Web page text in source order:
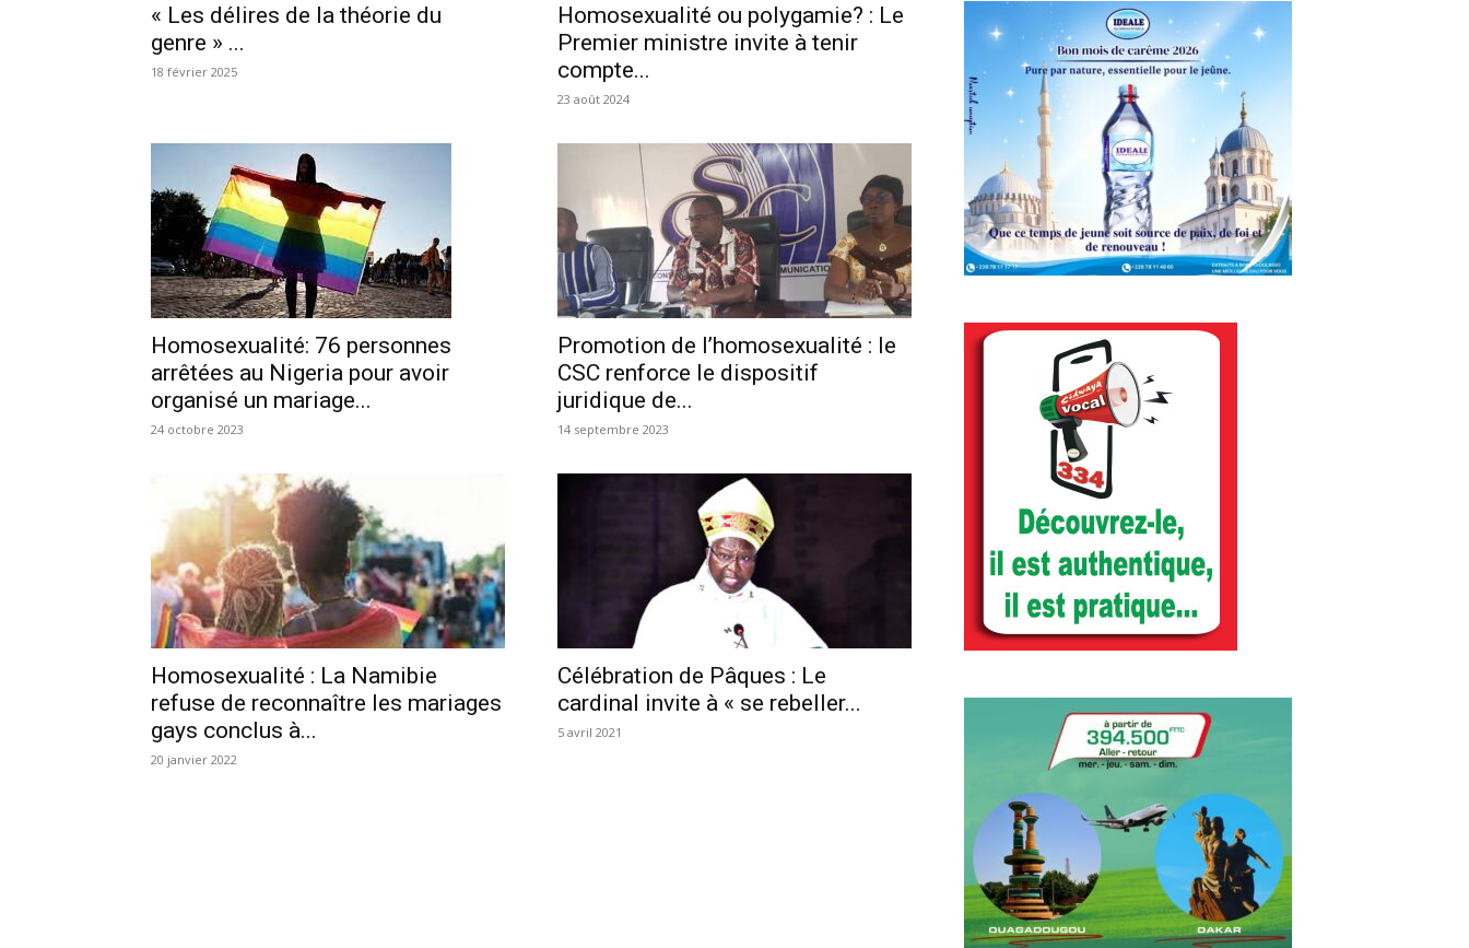
« Les délires de la théorie du
genre » ...
18 février 2025
Homosexualité ou polygamie? : Le
Premier ministre invite à tenir
compte...
23 août 2024
Homosexualité: 76 personnes
arrêtées au Nigeria pour avoir
organisé un mariage...
24 octobre 2023
Promotion de l’homosexualité : le
CSC renforce le dispositif
juridique de...
14 septembre 2023
Homosexualité : La Namibie
refuse de reconnaître les mariages
gays conclus à...
20 janvier 2022
Célébration de Pâques : Le
cardinal invite à « se rebeller...
5 avril 2021